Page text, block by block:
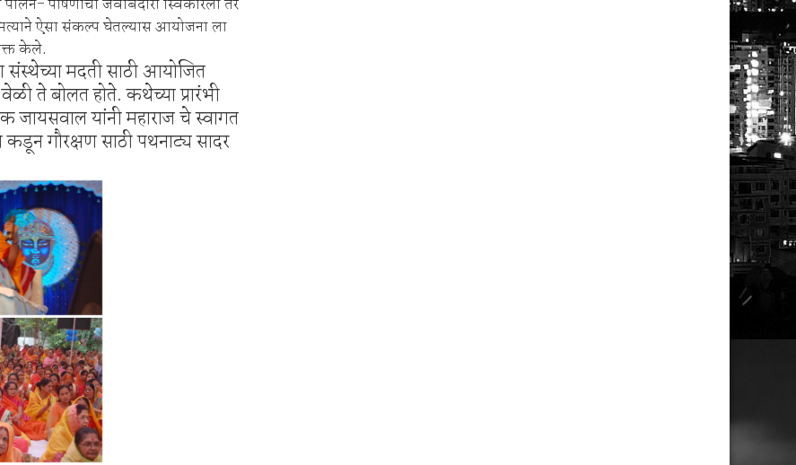
अडचणीतग्राहक पंचायत महाराष्ट्र, सिंदेवाही कडे तक्रारींचा व ओघ
ऐसा संकल्प घेतल्यास आयोजना ला
केले.
संस्थेच्या मदती साठी आयोजित
बोलत होते. कथेच्या प्रारंभी
जायसवाल यांनी महाराज चे स्वागत
गौरक्षण साठी पथनाट्य सादर